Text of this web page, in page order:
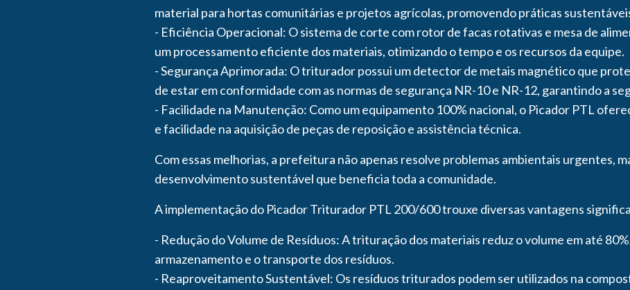
material para hortas comunitárias e projetos agrícolas, promovendo práticas
- Eficiência Operacional: O sistema de corte com rotor de facas rotativas e mesa de
um processamento eficiente dos materiais, otimizando o tempo e os recursos da equipe.
- Segurança Aprimorada: O triturador possui um detector de metais magnético que
de estar em conformidade com as normas de segurança NR-10 e NR-12, garantindo a
- Facilidade na Manutenção: Como um equipamento 100% nacional, o Picador PTL
e facilidade na aquisição de peças de reposição e assistência técnica.
Com essas melhorias, a prefeitura não apenas resolve problemas ambientais urgentes,
desenvolvimento sustentável que beneficia toda a comunidade.
A implementação do Picador Triturador PTL 200/600 trouxe diversas vantagens
- Redução do Volume de Resíduos: A trituração dos materiais reduz o volume em até
armazenamento e o transporte dos resíduos.
- Reaproveitamento Sustentável: Os resíduos triturados podem ser utilizados na